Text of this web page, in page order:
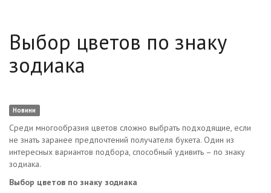
Выбор цветов по знаку
зодиака
Новини
Среди многообразия цветов сложно выбрать подходящие, если
не знать заранее предпочтений получателя букета. Один из
интересных вариантов подбора, способный удивить – по знаку
зодиака.
Выбор цветов по знаку зодиака